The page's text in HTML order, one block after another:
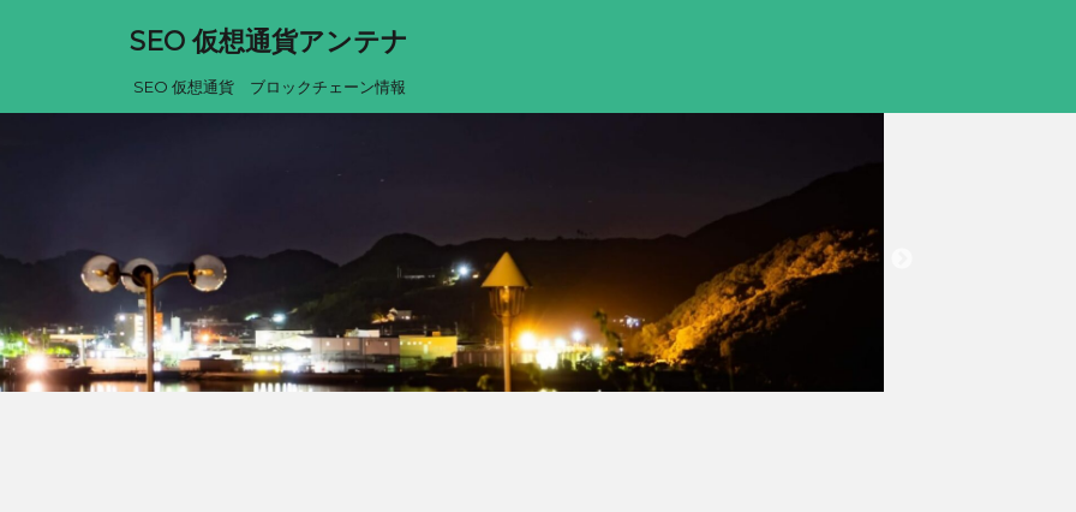
SEO 仮想通貨アンテナ
SEO 仮想通貨 ブロックチェーン情報